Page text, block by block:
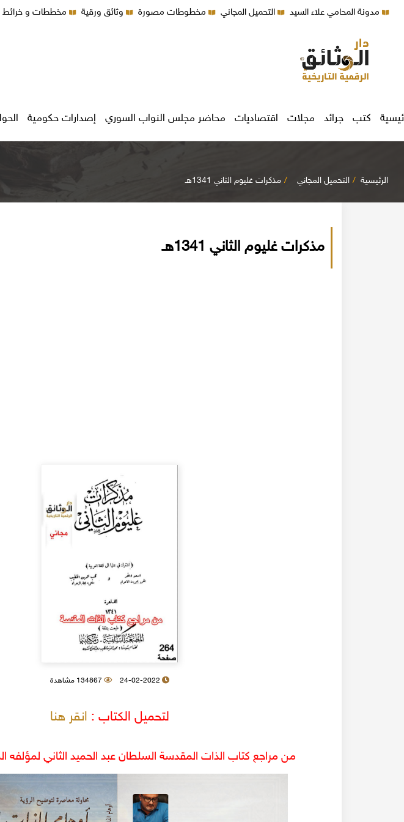
مدونة المحامي علاء السيد التحميل المجاني مخطوطات مصورة وثائق ورقية مخططات و خرائط
كتب جرائد مجلات اقتصاديات محاضر مجلس النواب السوري إصدارات حكومية
الرئيسية التحميل المجاني مذكرات غليوم الثاني 1341هـ
مذكرات غليوم الثاني 1341هـ
134867 مشاهدة
لتحميل الكتاب : انقر هنا
من مراجع كتاب الذات المقدسة السلطان عبد الحميد الثاني لمؤلفه
كتاب نهر الذهب في تاريخ حلب - الاجزاء الثلاثة الطبعة